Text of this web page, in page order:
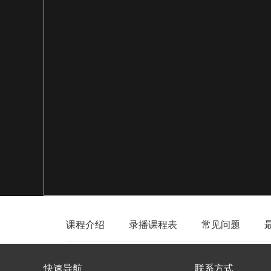
课程介绍 录播课程表 常见问题
快速导航 联系方式